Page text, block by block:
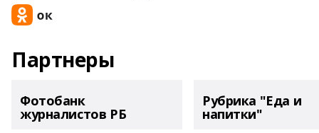
Партнеры
Фотобанк
журналистов РБ
Рубрика "Еда и
напитки"